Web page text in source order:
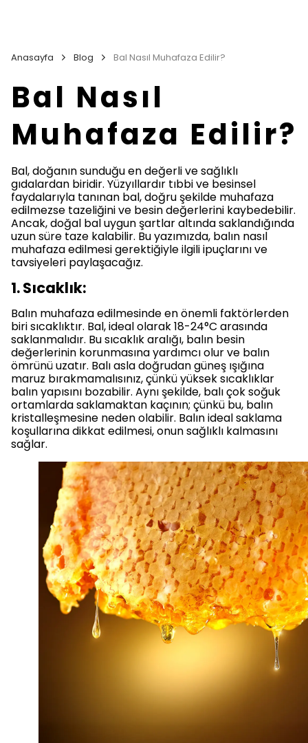
Anasayfa Blog Bal Nasıl Muhafaza Edilir?
Bal Nasıl
Muhafaza Edilir?
Bal, doğanın sunduğu en değerli ve sağlıklı
gıdalardan biridir. Yüzyıllardır tıbbi ve besinsel
faydalarıyla tanınan bal, doğru şekilde muhafaza
edilmezse tazeliğini ve besin değerlerini kaybedebilir.
Ancak, doğal bal uygun şartlar altında saklandığında
uzun süre taze kalabilir. Bu yazımızda, balın nasıl
muhafaza edilmesi gerektiğiyle ilgili ipuçlarını ve
tavsiyeleri paylaşacağız.
1. Sıcaklık:
Balın muhafaza edilmesinde en önemli faktörlerden
biri sıcaklıktır. Bal, ideal olarak 18-24°C arasında
saklanmalıdır. Bu sıcaklık aralığı, balın besin
değerlerinin korunmasına yardımcı olur ve balın
ömrünü uzatır. Balı asla doğrudan güneş ışığına
maruz bırakmamalısınız, çünkü yüksek sıcaklıklar
balın yapısını bozabilir. Aynı şekilde, balı çok soğuk
ortamlarda saklamaktan kaçının; çünkü bu, balın
kristalleşmesine neden olabilir. Balın ideal saklama
koşullarına dikkat edilmesi, onun sağlıklı kalmasını
sağlar.